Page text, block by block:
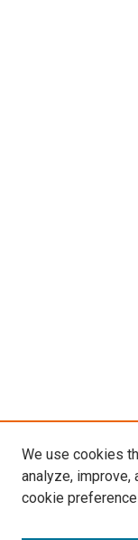
We use cookies
analyze, improve,
cookie